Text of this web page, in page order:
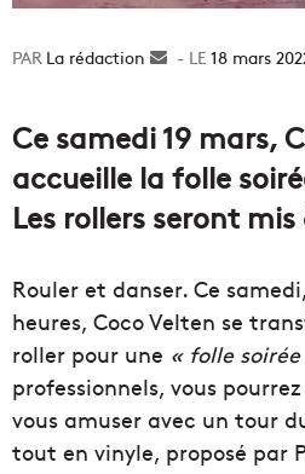
La rédaction
Envoyer18 mars
Ce samedi 19 mars,
accueille la folle
Les rollers seront
Rouler et danser. Ce
heures, Coco Velten se
roller pour une « folle
professionnels, vous
vous amuser avec un tour
tout en vinyle, proposé par